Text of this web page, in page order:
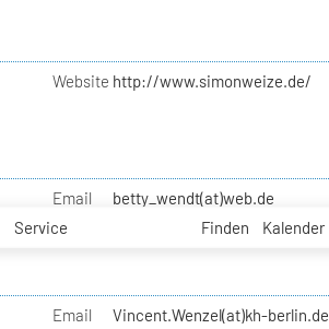
Service Finden Kalender
Website http://www.simonweize.de/
Email betty_wendt(at)web.de
Email Vincent.Wenzel(at)kh-berlin.de